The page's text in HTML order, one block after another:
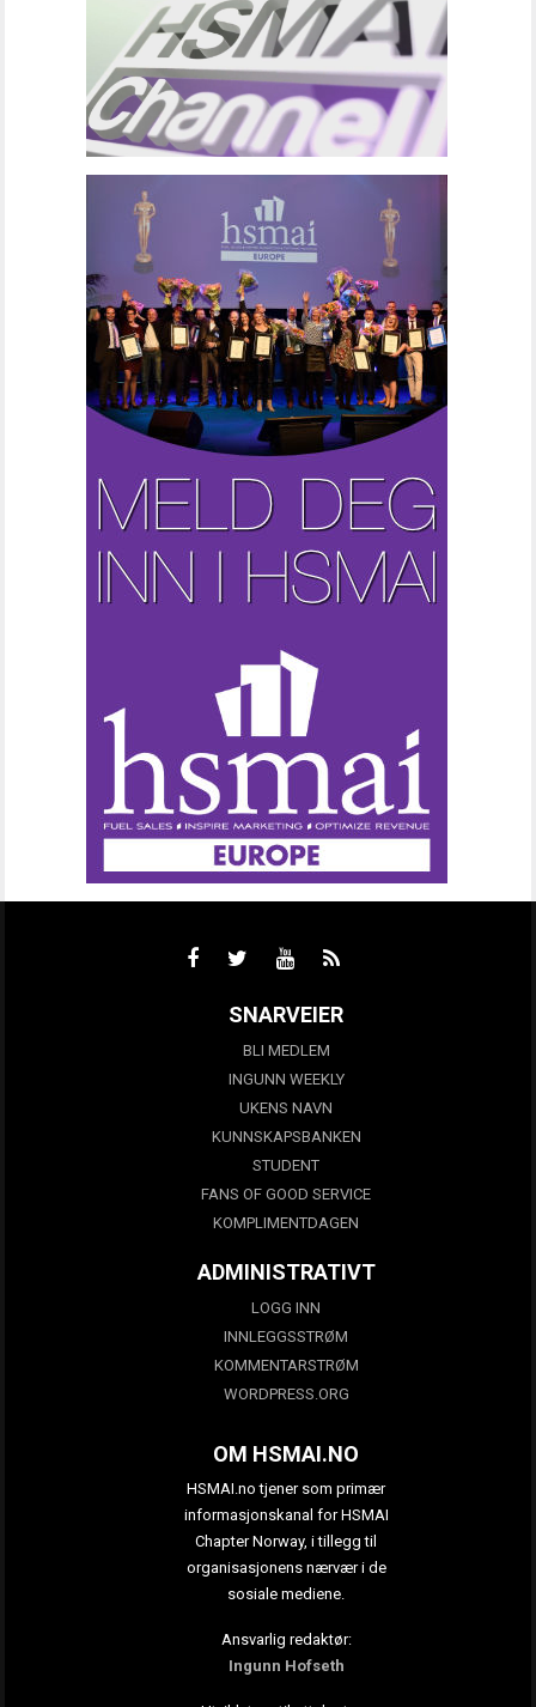
SNARVEIER
BLI MEDLEM
INGUNN WEEKLY
UKENS NAVN
KUNNSKAPSBANKEN
STUDENT
FANS OF GOOD SERVICE
KOMPLIMENTDAGEN
ADMINISTRATIVT
LOGG INN
INNLEGGSSTRØM
KOMMENTARSTRØM
WORDPRESS.ORG
OM HSMAI.NO
HSMAI.no tjener som primær
informasjonskanal for HSMAI
Chapter Norway, i tillegg til
organisasjonens nærvær i de
sosiale mediene.
Ansvarlig redaktør:
Ingunn Hofseth